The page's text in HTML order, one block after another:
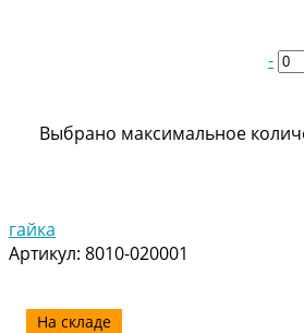
-
Выбрано максимальное
гайка
Артикул: 8010-020001
На складе